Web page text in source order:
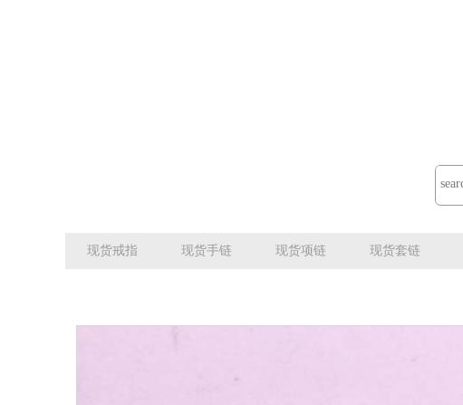
现货戒指 现货手链 现货项链 现货套链